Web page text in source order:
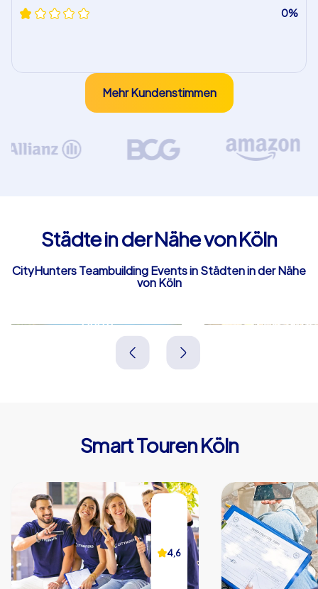
0%
Mehr Kundenstimmen
Städte in der Nähe von Köln
CityHunters Teambuilding Events in Städten in der Nähe
von Köln
Hürth
Deutschland
Smart Touren Köln
4,6